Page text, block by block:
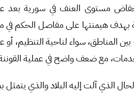
بهدف هيمنتها على مفاصل الحكم في
المناطق، سواء لناحية
مع ضعف واضح في عملية
الذي آلت إليه البلاد والذي